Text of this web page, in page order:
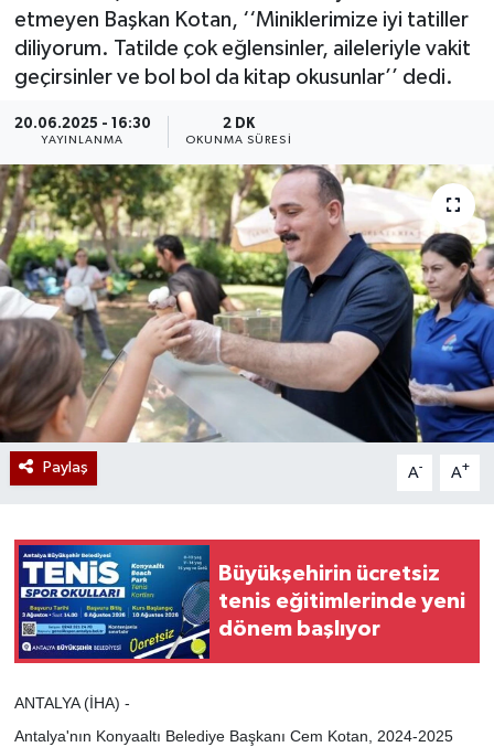
etmeyen Başkan Kotan, ‘‘Miniklerimize iyi tatiller
diliyorum. Tatilde çok eğlensinler, aileleriyle vakit
geçirsinler ve bol bol da kitap okusunlar’’ dedi.
20.06.2025 - 16:30
YAYINLANMA
2 DK
OKUNMA SÜRESI
Paylaş A- A+
Büyükşehirin ücretsiz
tenis eğitimlerinde yeni
dönem başlıyor
ANTALYA (İHA) -
Antalya'nın Konyaaltı Belediye Başkanı Cem Kotan, 2024-2025